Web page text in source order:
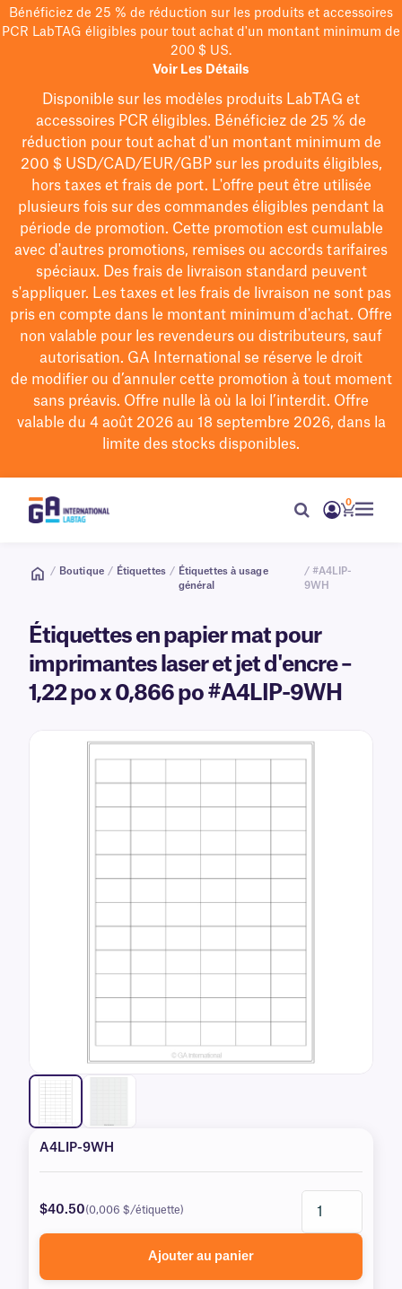
Bénéficiez de 25 % de réduction sur les produits et accessoires
PCR LabTAG éligibles pour tout achat d'un montant minimum de
200 $ US.
Voir Les Détails
Disponible sur les modèles produits LabTAG et
accessoires PCR éligibles. Bénéficiez de 25 % de
réduction pour tout achat d'un montant minimum de
200 $USD/CAD/EUR/GBPsur les produits éligibles,
hors taxes et frais de port. L'offre peut être utilisée
plusieurs fois sur des commandes éligibles pendant la
période de promotion. Cette promotion est cumulable
avec d'autres promotions, remises ou accords tarifaires
spéciaux. Des frais de livraison standard peuvent
s'appliquer. Les taxes et les frais de livraison ne sont pas
pris en compte dans le montant minimum d'achat. Offre
non valable pour les revendeurs ou distributeurs, sauf
autorisation. GA International se réserve le droit
de modifierou d’annuler cette promotion à tout moment
sans préavis. Offre nulle là où la loi l’interdit. Offre
valable du 4 août 2026 au 18 septembre 2026, dans la
limite des stocks disponibles.
0
/ Boutique / Étiquettes / Étiquettes à usage
général
/ #A4LIP-
9WH
Étiquettes en papier mat pour
imprimantes laser et jet d'encre –
1,22 po x 0,866 po #A4LIP-9WH
A4LIP-9WH
$40.50(0,006 $/étiquette)
Ajouter au panier